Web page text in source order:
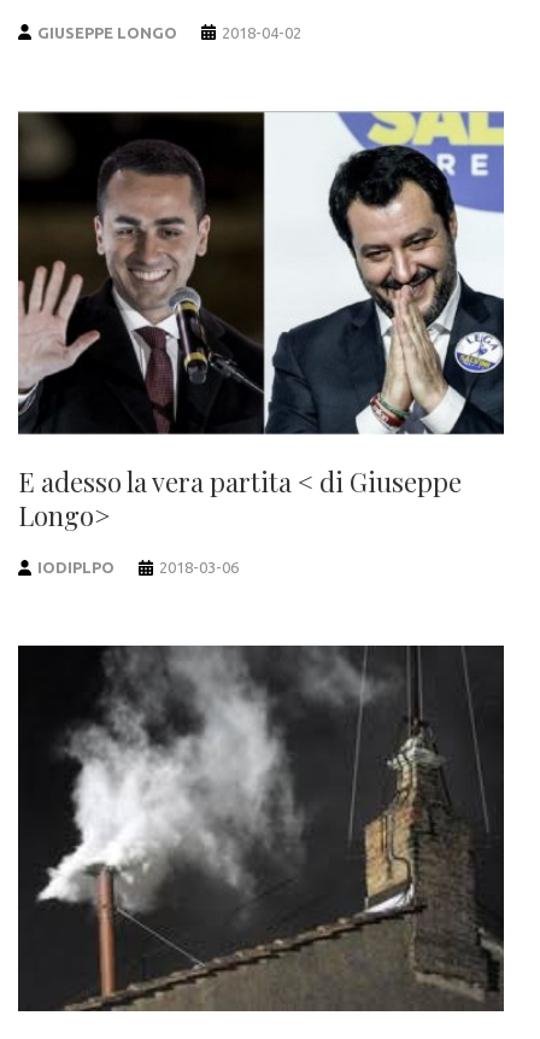
GIUSEPPE LONGO 2018-04-02
E adesso la vera partita < di Giuseppe
Longo>
IODIPLPO 2018-03-06